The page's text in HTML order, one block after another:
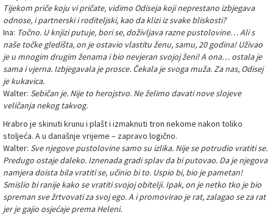
Tijekom priče koju vi pričate, vidimo Odiseja koji neprestano izbjegava
odnose, i partnerski i roditeljski, kao da klizi iz svake bliskosti?
Ina: Točno. U knjizi putuje, bori se, doživljava razne pustolovine… Ali s
naše točke gledišta, on je ostavio vlastitu ženu, samu, 20 godina! Uživao
je u mnogim drugim ženama i bio nevjeran svojoj ženi! A ona… ostala je
sama i vjerna. Izbjegavala je prosce. Čekala je svoga muža. Za nas, Odisej
je kukavica.
Walter: Sebičan je. Nije to herojstvo. Ne želimo davati nove slojeve
veličanja nekog takvog.
Hrabro je skinuti krunu i plašt i izmaknuti tron nekome nakon toliko
stoljeća. A u današnje vrijeme – zapravo logično.
Walter: Sve njegove pustolovine samo su izlika. Nije se potrudio vratiti se.
Predugo ostaje daleko. Iznenada gradi splav da bi putovao. Da je njegova
namjera doista bila vratiti se, učinio bi to. Uspio bi, bio je pametan!
Smislio bi ranije kako se vratiti svojoj obitelji. Ipak, on je netko tko je bio
spreman sve žrtvovati za svoj ego. A i promovirao je rat, zalagao se za rat
jer je gajio osjećaje prema Heleni.